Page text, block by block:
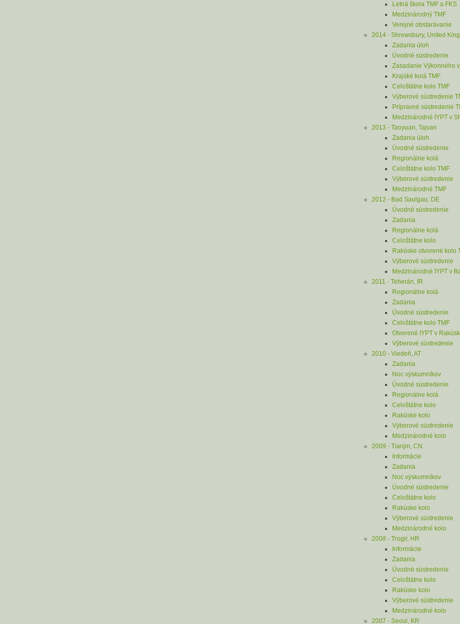
Letná škola TMF a FKS
Medzinárodný TMF
Verejné obstarávanie
2014 - Shrewsbury, United
Zadania úloh
Úvodné sústredenie
Zasadanie Výkonného
Krajské kolá TMF
Celoštátne kolo TMF
Výberové sústredenie
Prípravné sústredenie
Medzinárodné IYPT v
2013 - Taoyuan, Tajvan
Zadania úloh
Úvodné sústredenie
Regionálne kolá
Celoštátne kolo TMF
Výberové sústredenie
Medzinárodné TMF
2012 - Bad Saulgau, DE
Úvodné sústredenie
Zadania
Regionálne kolá
Celoštátne kolo
Rakúske otvorené kolo
Výberové sústredenie
Medzinárodné IYPT v
2011 - Teherán, IR
Regionálne kolá
Zadania
Úvodné sústredenie
Celoštátne kolo TMF
Otvorené IYPT v
Výberové sústredenie
2010 - Viedeň, AT
Zadania
Noc výskumníkov
Úvodné sústredenie
Regionálne kolá
Celoštátne kolo
Rakúske kolo
Výberové sústredenie
Medzinárodné kolo
2009 - Tianjin, CN
Informácie
Zadania
Noc výskumníkov
Úvodné sústredenie
Celoštátne kolo
Rakúske kolo
Výberové sústredenie
Medzinárodné kolo
2008 - Trogir, HR
Informácie
Zadania
Úvodné sústredenie
Celoštátne kolo
Rakúske kolo
Výberové sústredenie
Medzinárodné kolo
2007 - Seoul, KR